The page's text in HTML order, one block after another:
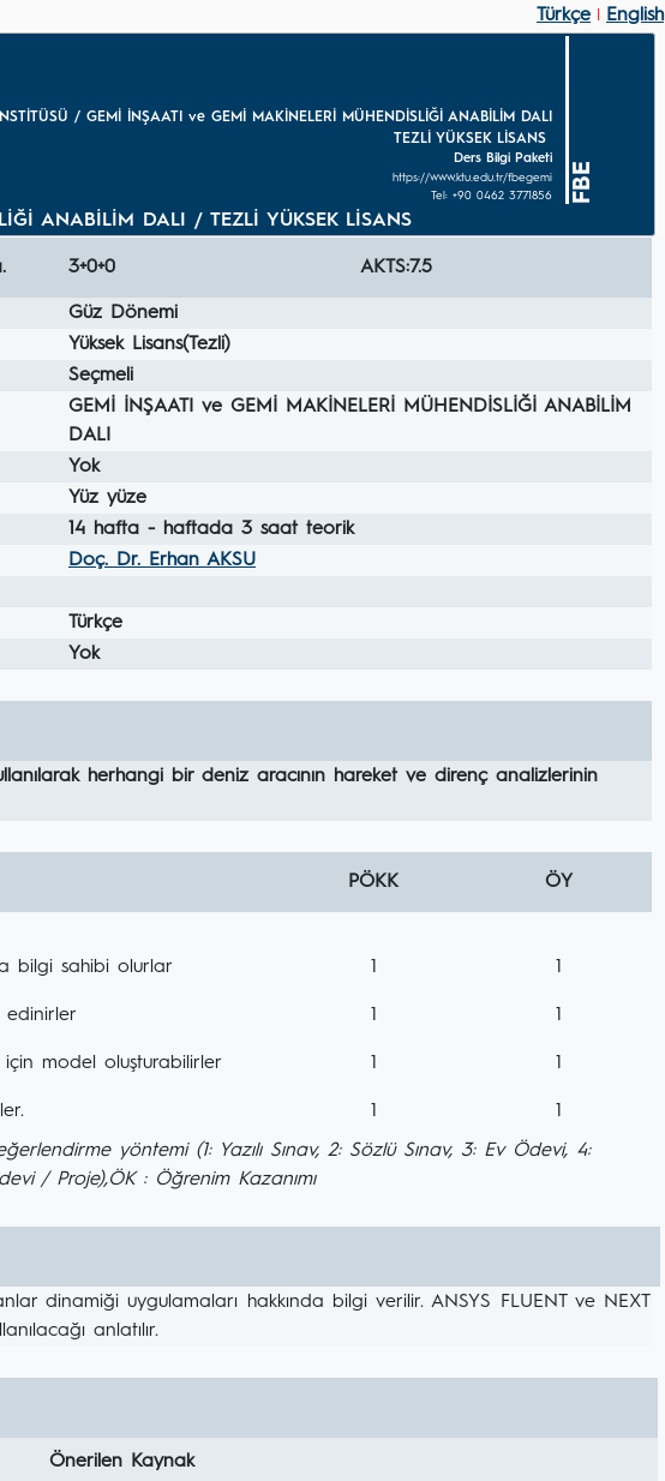
Türkçe English
/ GEMİ İNŞAATI ve GEMİ MAKİNELERİ MÜHENDİSLİĞİ ANABİLİM DALI
TEZLİ YÜKSEK LİSANS
Ders Bilgi Paketi
https://www.ktu.edu.tr/fbegemi
Tel: +90 0462 3771856
FBE
ANABİLİM DALI / TEZLİ YÜKSEK LİSANS
3+0+0 AKTS:7.5
Güz Dönemi
Yüksek Lisans(Tezli)
Seçmeli
GEMİ İNŞAATI ve GEMİ MAKİNELERİ MÜHENDİSLİĞİ ANABİLİM
DALI
Yok
Yüz yüze
14 hafta - haftada 3 saat teorik
Doç. Dr. Erhan AKSU
Türkçe
Yok
herhangi bir deniz aracının hareket ve direnç analizlerinin
PÖKK ÖY
bilgi sahibi olurlar 1 1
edinirler 1 1
için model oluşturabilirler 1 1
1 1
yöntemi (1: Yazılı Sınav, 2: Sözlü Sınav, 3: Ev Ödevi, 4:
/ Proje),ÖK : Öğrenim Kazanımı
dinamiği uygulamaları hakkında bilgi verilir. ANSYS FLUENT ve NEXT
anlatılır.
Önerilen Kaynak